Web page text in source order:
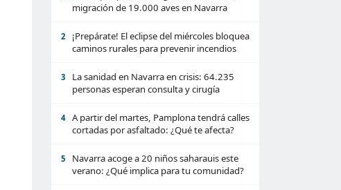
migración de 19.000 aves en Navarra
2
¡Prepárate! El eclipse del miércoles bloquea
caminos rurales para prevenir incendios
3
La sanidad en Navarra en crisis: 64.235
personas esperan consulta y cirugía
4
A partir del martes, Pamplona tendrá calles
cortadas por asfaltado: ¿Qué te afecta?
5
Navarra acoge a 20 niños saharauis este
verano: ¿Qué implica para tu comunidad?